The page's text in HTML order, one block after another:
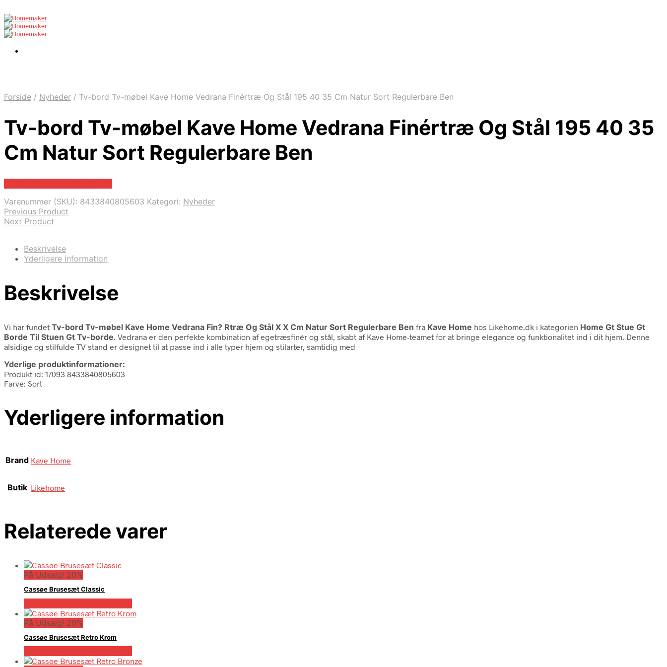
Forside / Nyheder / Tv-bord Tv-møbel Kave Home Vedrana Finértræ Og Stål 195 40 35 Cm Natur Sort Regulerbare Ben
Tv-bord Tv-møbel Kave Home Vedrana Finértræ Og Stål 195 40 35
Cm Natur Sort Regulerbare Ben
Varenummer (SKU): 8433840805603 Kategori: Nyheder
Previous Product
Next Product
Beskrivelse
Yderligere information
Beskrivelse
Vi har fundet Tv-bord Tv-møbel Kave Home Vedrana Fin? Rtræ Og Stål X X Cm Natur Sort Regulerbare Ben fra Kave Home hos Likehome.dk i kategorien Home Gt Stue Gt
Borde Til Stuen Gt Tv-borde . Vedrana er den perfekte kombination af egetræsfinér og stål, skabt af Kave Home-teamet for at bringe elegance og funktionalitet ind i dit hjem. Denne
alsidige og stilfulde TV stand er designet til at passe ind i alle typer hjem og stilarter, samtidig med
Yderlige produktinformationer:
Produkt id: 17093 8433840805603
Farve: Sort
Yderligere information
Brand Kave Home
Butik Likehome
Relaterede varer
På Udsalg! 20%
Cassøe Brusesæt Classic
På Udsalg! 20%
Cassøe Brusesæt Retro Krom